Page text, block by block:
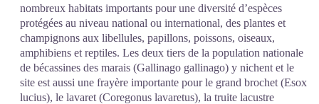
nombreux habitats importants pour une diversité d’espèces
protégées au niveau national ou international, des plantes et
champignons aux libellules, papillons, poissons, oiseaux,
amphibiens et reptiles. Les deux tiers de la population nationale
de bécassines des marais (Gallinago gallinago) y nichent et le
site est aussi une frayère importante pour le grand brochet (Esox
lucius), le lavaret (Coregonus lavaretus), la truite lacustre